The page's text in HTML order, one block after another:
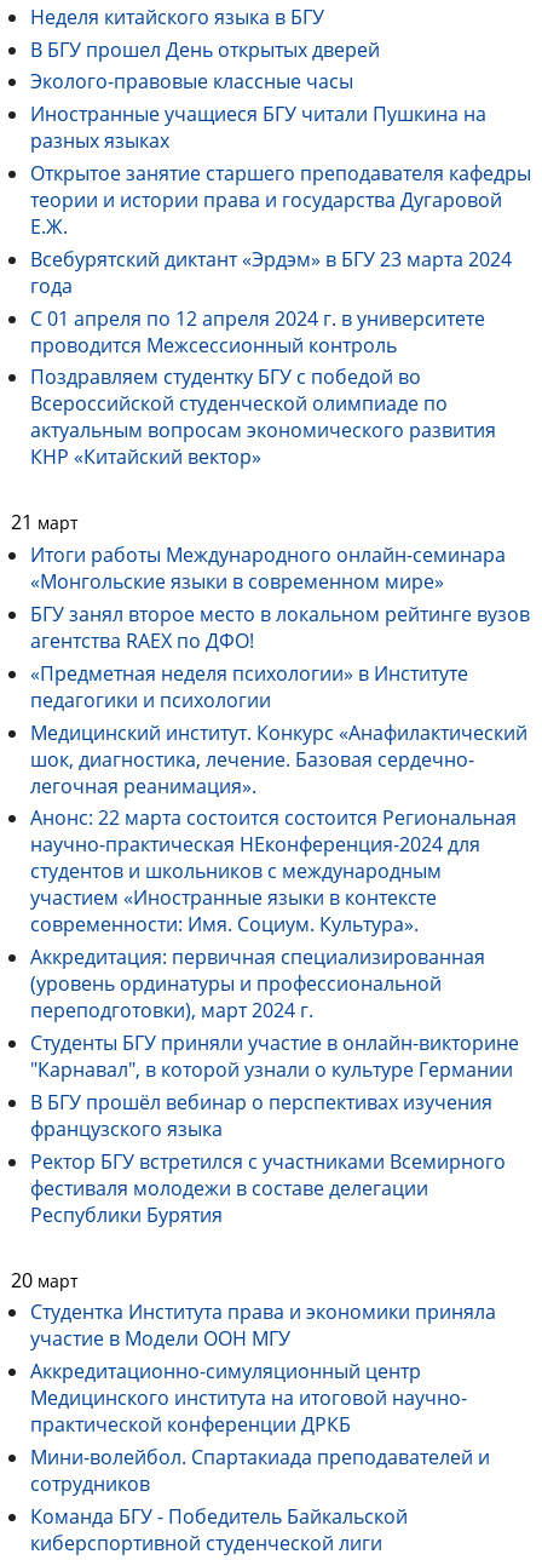
Неделя китайского языка в БГУ
В БГУ прошел День открытых дверей
Эколого-правовые классные часы
Иностранные учащиеся БГУ читали Пушкина на
разных языках
Открытое занятие старшего преподавателя кафедры
теории и истории права и государства Дугаровой
Е.Ж.
Всебурятский диктант «Эрдэм» в БГУ 23 марта 2024
года
С 01 апреля по 12 апреля 2024 г. в университете
проводится Межсессионный контроль
Поздравляем студентку БГУ с победой во
Всероссийской студенческой олимпиаде по
актуальным вопросам экономического развития
КНР «Китайский вектор»
21 март
Итоги работы Международного онлайн-семинара
«Монгольские языки в современном мире»
БГУ занял второе место в локальном рейтинге вузов
агентства RAEX по ДФО!
«Предметная неделя психологии» в Институте
педагогики и психологии
Медицинский институт. Конкурс «Анафилактический
шок, диагностика, лечение. Базовая сердечно-
легочная реанимация».
Анонс: 22 марта состоится состоится Региональная
научно-практическая НЕконференция-2024 для
студентов и школьников с международным
участием «Иностранные языки в контексте
современности: Имя. Социум. Культура».
Аккредитация: первичная специализированная
(уровень ординатуры и профессиональной
переподготовки), март 2024 г.
Студенты БГУ приняли участие в онлайн-викторине
"Карнавал", в которой узнали о культуре Германии
В БГУ прошёл вебинар о перспективах изучения
французского языка
Ректор БГУ встретился с участниками Всемирного
фестиваля молодежи в составе делегации
Республики Бурятия
20 март
Студентка Института права и экономики приняла
участие в Модели ООН МГУ
Аккредитационно-симуляционный центр
Медицинского института на итоговой научно-
практической конференции ДРКБ
Мини-волейбол. Спартакиада преподавателей и
сотрудников
Команда БГУ - Победитель Байкальской
киберспортивной студенческой лиги